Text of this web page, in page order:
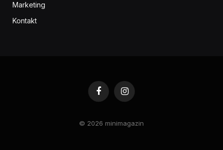
Marketing
Kontakt
FacebookInstagram
© 2026 minimagazin